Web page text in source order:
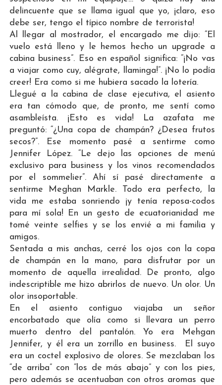
delincuente que se llama igual que yo, ¡claro, eso
debe ser, tengo el típico nombre de terrorista!
Al llegar al mostrador, el encargado me dijo: “El
vuelo está lleno y le hemos hecho un upgrade a
cabina business”. Eso en español significa: “¡No vas
a viajar como cuy, alégrate, llaminga!”. ¡No lo podía
creer! Era como si me hubiera sacado la lotería.
Llegué a la cabina de clase ejecutiva, el asiento
era tan cómodo que, de pronto, me sentí como
asambleísta. ¡Esto es vida! La azafata me
preguntó: “¿Una copa de champán? ¿Desea frutos
secos?”. Ese momento pasé a sentirme como
Jennifer López. “Le dejo las opciones de menú
exclusivo para business y los vinos recomendados
por el sommelier”. Ahí sí pasé directamente a
sentirme Meghan Markle. Todo era perfecto, la
vida me estaba sonriendo ¡y tenía reposa-codos
para mí sola! En un gesto de ecuatorianidad me
tomé veinte selfies y se los envié a mi familia y
amigos.
Sentada a mis anchas, cerré los ojos con la copa
de champán en la mano, para disfrutar por un
momento de aquella irrealidad. De pronto, algo
indescriptible me hizo abrirlos de nuevo. Un olor. Un
olor insoportable.
En el asiento contiguo viajaba un señor
encorbatado que olía como si llevara un perro
muerto dentro del pantalón. Yo era Mehgan
Jennifer, y él era un zorrillo en business. El suyo
era un coctel explosivo de olores. Se mezclaban los
“de arriba” con “los de más abajo” y con los pies,
pero además se acentuaban con otros aromas que